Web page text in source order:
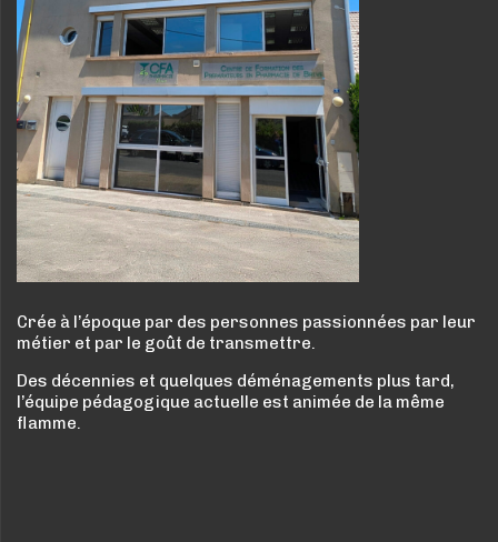
Crée à l’époque par des personnes passionnées par leur
métier et par le goût de transmettre.
Des décennies et quelques déménagements plus tard,
l’équipe pédagogique actuelle est animée de la même
flamme.